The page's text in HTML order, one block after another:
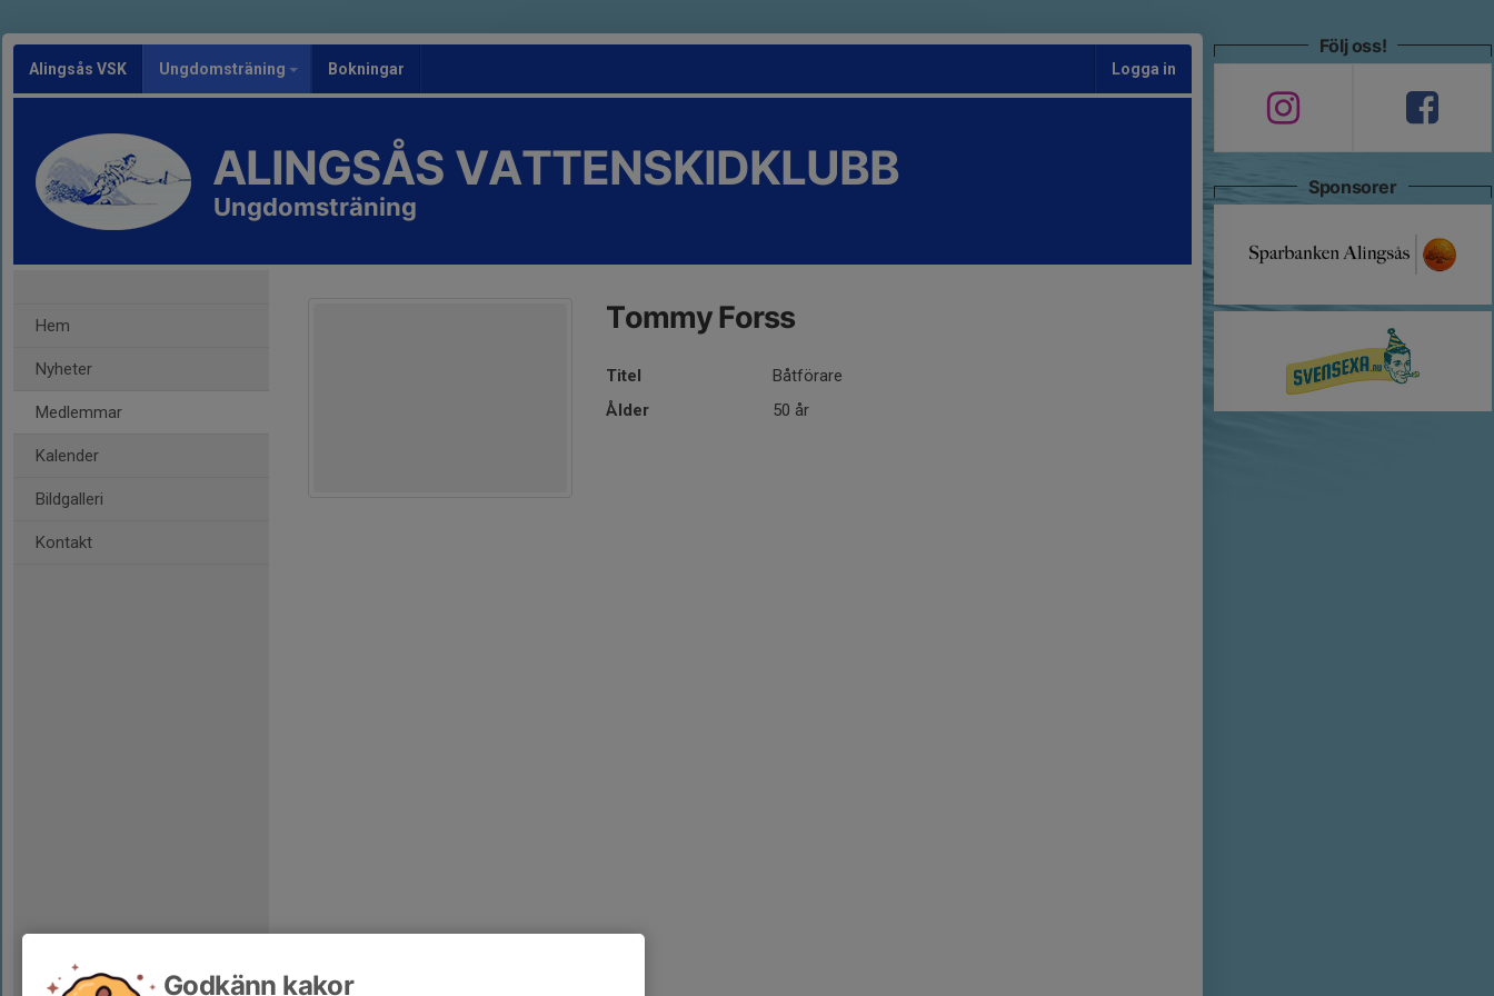
Alingsås VSK Ungdomsträning Bokningar Logga in
ALINGSÅS VATTENSKIDKLUBB
Ungdomsträning
Hem
Nyheter
Medlemmar
Kalender
Bildgalleri
Kontakt
Tommy Forss
Titel
Båtförare
Ålder
50 år
Följ oss!
Sponsorer
Godkänn kakor